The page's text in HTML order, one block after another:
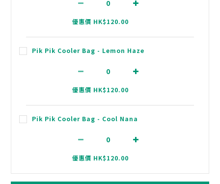
優惠價 HK$120.00
Pik Pik Cooler Bag - Lemon Haze
優惠價 HK$120.00
Pik Pik Cooler Bag - Cool Nana
優惠價 HK$120.00